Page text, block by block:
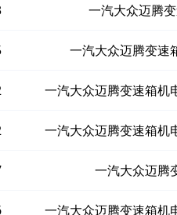
一汽大众迈腾
一汽大众迈腾变速
一汽大众迈腾变速箱机
一汽大众迈腾变速箱机
一汽大众迈腾
一汽大众迈腾变速箱机